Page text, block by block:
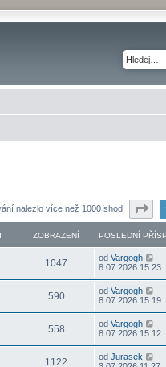
nalezlo více než 1000 shod
ZOBRAZENÍ POSLEDNÍ
1047 od Vargogh
8.07.2026 15:23
590 od Vargogh
8.07.2026 15:19
558 od Vargogh
8.07.2026 15:12
1122 od Jurasek